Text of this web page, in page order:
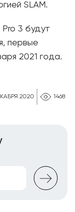
2020 1468
SLAM.
Pro 3 будут
первые
2021 года.